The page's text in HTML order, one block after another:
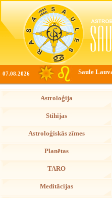
07.08.2026 Saule
Astroloģija
Stihijas
Astroloģiskās zīmes
Planētas
TARO
Meditācijas